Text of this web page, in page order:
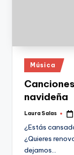
Publicado
en
Música
navideña
Publicado
Laura Salas
¿Estás
¿Quieres
dejamos…